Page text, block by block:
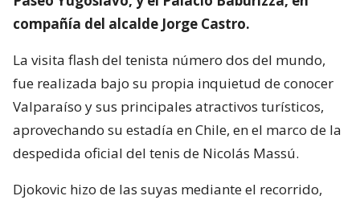
compañía del alcalde Jorge Castro.
La visita flash del tenista número dos del mundo,
fue realizada bajo su propia inquietud de conocer
Valparaíso y sus principales atractivos turísticos,
aprovechando su estadía en Chile, en el marco de la
despedida oficial del tenis de Nicolás Massú.
Djokovic hizo de las suyas mediante el recorrido,